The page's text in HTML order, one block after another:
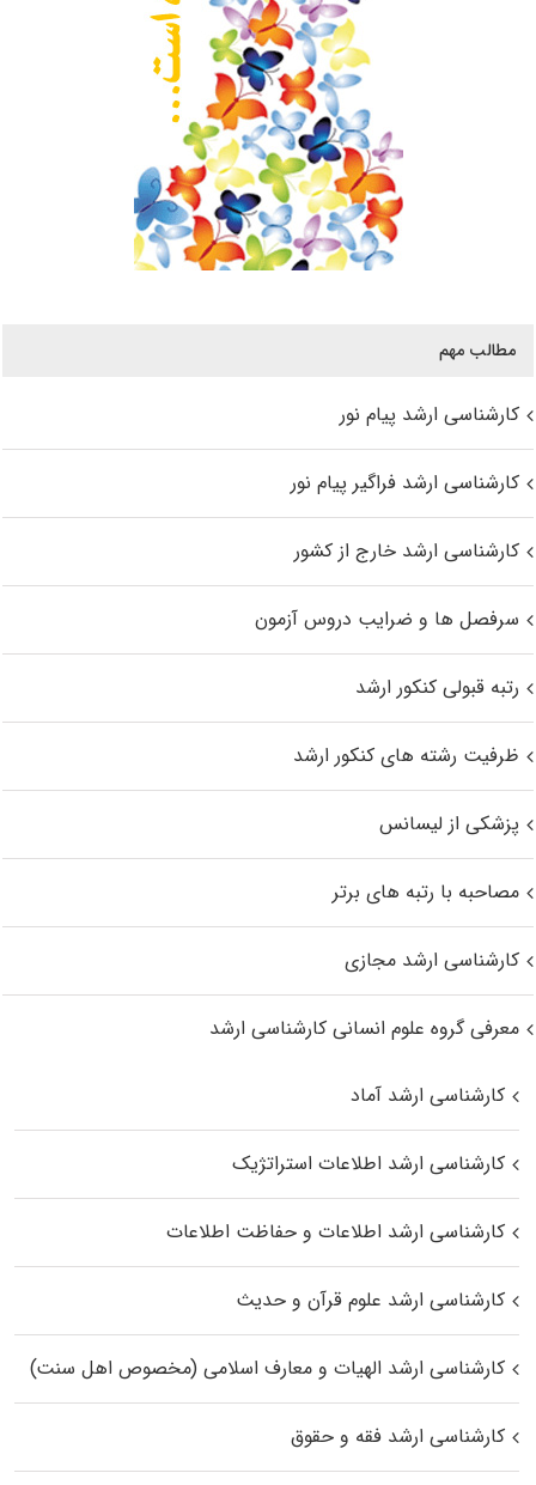
مطالب مهم
کارشناسی ارشد پیام نور
کارشناسی ارشد فراگیر پیام نور
کارشناسی ارشد خارج از کشور
سرفصل ها و ضرایب دروس آزمون
رتبه قبولی کنکور ارشد
ظرفیت رشته های کنکور ارشد
پزشکی از لیسانس
مصاحبه با رتبه های برتر
کارشناسی ارشد مجازی
معرفی گروه علوم انسانی کارشناسی ارشد
کارشناسی ارشد آماد
کارشناسی ارشد اطلاعات استراتژیک
کارشناسی ارشد اطلاعات و حفاظت اطلاعات
کارشناسی ارشد علوم قرآن و حدیث
کارشناسی ارشد الهیات و معارف اسلامی (مخصوص اهل سنت)
کارشناسی ارشد فقه و حقوق